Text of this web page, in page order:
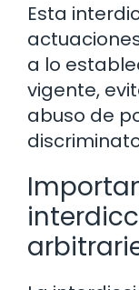
Esta
a lo
vigente,
abuso de